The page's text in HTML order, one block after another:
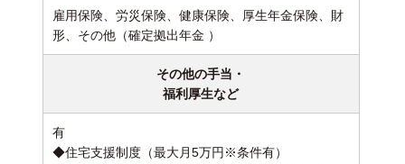
雇用保険、労災保険、健康保険、厚生年金保険、財
形、その他（確定拠出年金 ）
その他の手当・
福利厚生など
有
◆住宅支援制度（最大月5万円※条件有）